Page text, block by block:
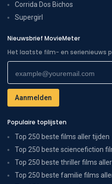
Corrida Dos Bichos
Supergirl
Nieuwsbrief MovieMeter
Het laatste film- en serienieuws
Populaire toplijsten
Top 250 beste films aller tijden
Top 250 beste sciencefiction
Top 250 beste thriller films
Top 250 beste familie films